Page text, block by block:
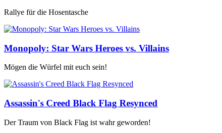
Rallye für die Hosentasche
Monopoly: Star Wars Heroes vs. Villains
Mögen die Würfel mit euch sein!
Assassin's Creed Black Flag Resynced
Der Traum von Black Flag ist wahr geworden!